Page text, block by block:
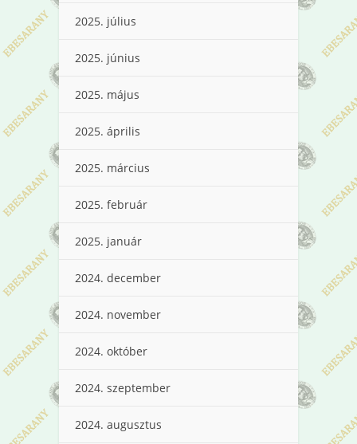
2025. július
2025. június
2025. május
2025. április
2025. március
2025. február
2025. január
2024. december
2024. november
2024. október
2024. szeptember
2024. augusztus